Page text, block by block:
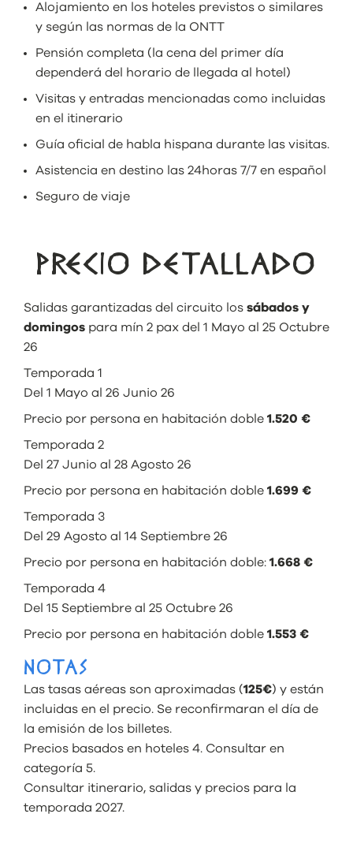
Alojamiento en los hoteles previstos o similares
y según las normas de la ONTT
Pensión completa (la cena del primer día
dependerá del horario de llegada al hotel)
Visitas y entradas mencionadas como incluidas
en el itinerario
Guía oficial de habla hispana durante las visitas.
Asistencia en destino las 24horas 7/7 en español
Seguro de viaje
PRECIO DETALLADO
Salidas garantizadas del circuito los sábados y
domingos para mín 2 pax del 1 Mayo al 25 Octubre
26
Temporada 1
Del 1 Mayo al 26 Junio 26
Precio por persona en habitación doble 1.520 €
Temporada 2
Del 27 Junio al 28 Agosto 26
Precio por persona en habitación doble 1.699 €
Temporada 3
Del 29 Agosto al 14 Septiembre 26
Precio por persona en habitación doble: 1.668 €
Temporada 4
Del 15 Septiembre al 25 Octubre 26
Precio por persona en habitación doble 1.553 €
NOTAS
Las tasas aéreas son aproximadas (125€) y están
incluidas en el precio. Se reconfirmaran el día de
la emisión de los billetes.
Precios basados en hoteles 4. Consultar en
categoría 5.
Consultar itinerario, salidas y precios para la
temporada 2027.